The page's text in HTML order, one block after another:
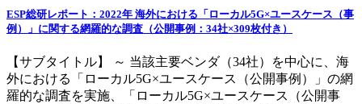
ESP総研レポート：2022年 海外における「ローカル5G×ユースケース（事
例）」に関する網羅的な調査（公開事例：34社×309枚付き）
【サブタイトル】 ～ 当該主要ベンダ（34社）を中心に、海
外における「ローカル5G×ユースケース（公開事例）」の網
羅的な調査を実施、「ローカル5G×ユースケース（公開事